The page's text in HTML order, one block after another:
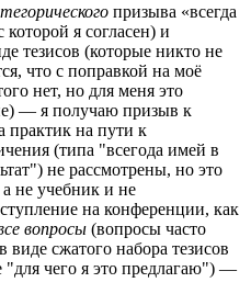
призыва «всегда
я согласен) и
тезисов (которые никто не
что с поправкой на моё
нет, но для меня это
— я получаю призыв к
практик на пути к
(типа "всегода имей в
не рассмотрены, но это
не учебник и не
на конференции, как
вопросы (вопросы часто
виде сжатого набора тезисов
"для чего я это предлагаю") —